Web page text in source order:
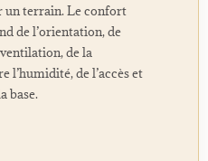
un terrain. Le confort
de l’orientation, de
de la
l’humidité, de l’accès et
base.